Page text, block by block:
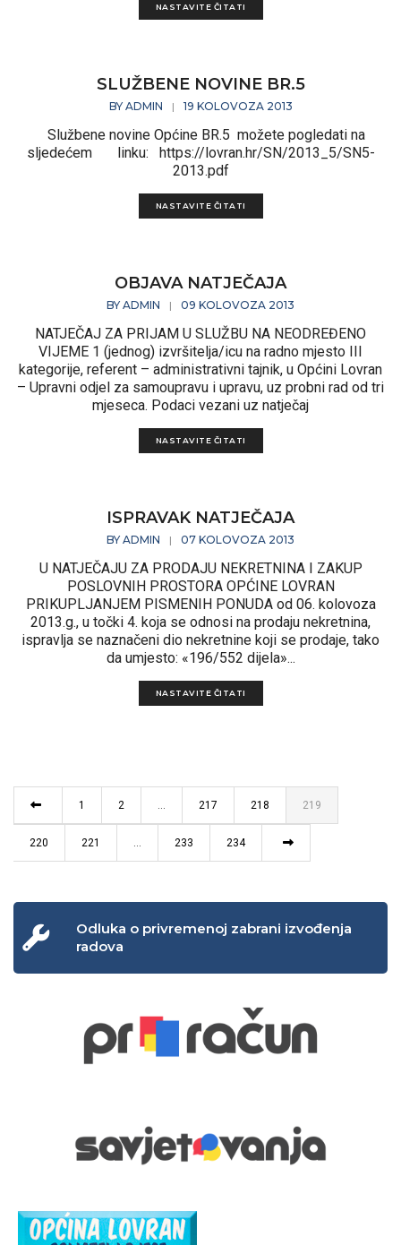
NASTAVITE ČITATI
SLUŽBENE NOVINE BR.5
BY ADMIN | 19 KOLOVOZA 2013
Službene novine Općine BR.5 možete pogledati na
sljedećem linku: https://lovran.hr/SN/2013_5/SN5-
2013.pdf
NASTAVITE ČITATI
OBJAVA NATJEČAJA
BY ADMIN | 09 KOLOVOZA 2013
NATJEČAJ ZA PRIJAM U SLUŽBU NA NEODREĐENO
VIJEME 1 (jednog) izvršitelja/icu na radno mjesto III
kategorije, referent – administrativni tajnik, u Općini Lovran
– Upravni odjel za samoupravu i upravu, uz probni rad od tri
mjeseca. Podaci vezani uz natječaj
NASTAVITE ČITATI
ISPRAVAK NATJEČAJA
BY ADMIN | 07 KOLOVOZA 2013
U NATJEČAJU ZA PRODAJU NEKRETNINA I ZAKUP
POSLOVNIH PROSTORA OPĆINE LOVRAN
PRIKUPLJANJEM PISMENIH PONUDA od 06. kolovoza
2013.g., u točki 4. koja se odnosi na prodaju nekretnina,
ispravlja se naznačeni dio nekretnine koji se prodaje, tako
da umjesto: «196/552 dijela»...
NASTAVITE ČITATI
1 2 … 217 218 219
220 221 … 233 234
Odluka o privremenoj zabrani izvođenja
radova